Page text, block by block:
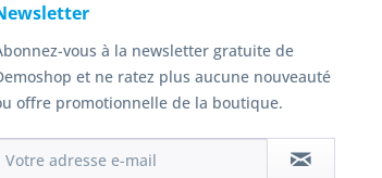
vous à la newsletter gratuite de
et ne ratez plus aucune nouveauté
offre promotionnelle de la boutique.